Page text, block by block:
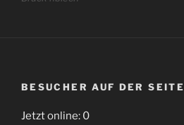
BESUCHER AUF DER SEITE
Jetzt online: 0